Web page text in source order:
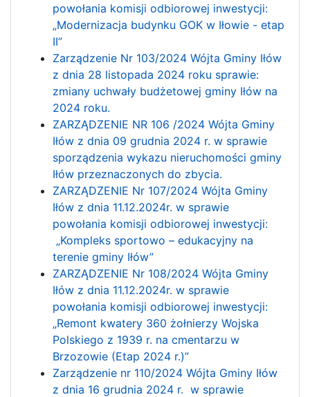
powołania komisji odbiorowej inwestycji:
„Modernizacja budynku GOK w Iłowie - etap
II”
Zarządzenie Nr 103/2024 Wójta Gminy Iłów
z dnia 28 listopada 2024 roku sprawie:
zmiany uchwały budżetowej gminy Iłów na
2024 roku.
ZARZĄDZENIE NR 106 /2024 Wójta Gminy
Iłów z dnia 09 grudnia 2024 r. w sprawie
sporządzenia wykazu nieruchomości gminy
Iłów przeznaczonych do zbycia.
ZARZĄDZENIE Nr 107/2024 Wójta Gminy
Iłów z dnia 11.12.2024r. w sprawie
powołania komisji odbiorowej inwestycji:
„Kompleks sportowo – edukacyjny na
terenie gminy Iłów”
ZARZĄDZENIE Nr 108/2024 Wójta Gminy
Iłów z dnia 11.12.2024r. w sprawie
powołania komisji odbiorowej inwestycji:
„Remont kwatery 360 żołnierzy Wojska
Polskiego z 1939 r. na cmentarzu w
Brzozowie (Etap 2024 r.)”
Zarządzenie nr 110/2024 Wójta Gminy Iłów
z dnia 16 grudnia 2024 r. w sprawie